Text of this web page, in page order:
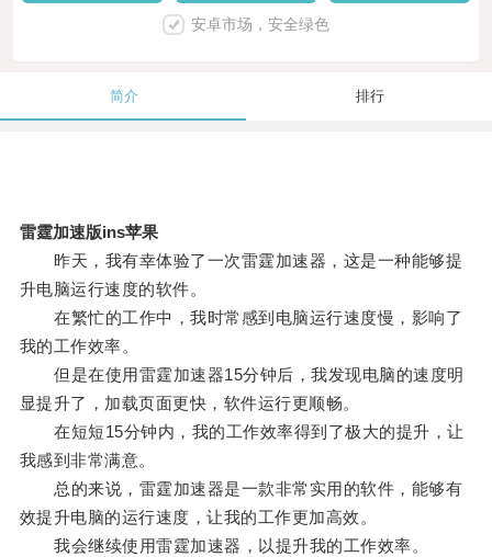
安卓市场，安全绿色
简介 排行
雷霆加速版ins苹果
昨天，我有幸体验了一次雷霆加速器，这是一种能够提
升电脑运行速度的软件。
在繁忙的工作中，我时常感到电脑运行速度慢，影响了
我的工作效率。
但是在使用雷霆加速器15分钟后，我发现电脑的速度明
显提升了，加载页面更快，软件运行更顺畅。
在短短15分钟内，我的工作效率得到了极大的提升，让
我感到非常满意。
总的来说，雷霆加速器是一款非常实用的软件，能够有
效提升电脑的运行速度，让我的工作更加高效。
我会继续使用雷霆加速器，以提升我的工作效率。